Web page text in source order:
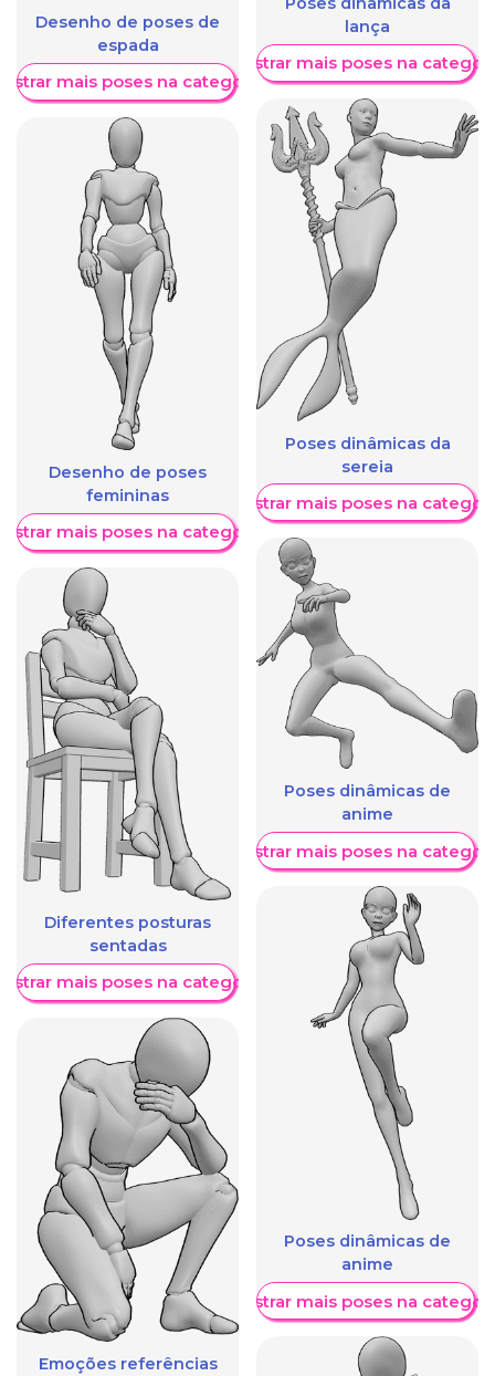
Desenho de poses de
espada
mais poses na categoria
Desenho de poses
femininas
mais poses na categoria
Diferentes posturas
sentadas
mais poses na categoria
Emoções referências
lança
Mostrar mais poses na
Poses dinâmicas da
sereia
Mostrar mais poses na
Poses dinâmicas de
anime
Mostrar mais poses na
Poses dinâmicas de
anime
Mostrar mais poses na